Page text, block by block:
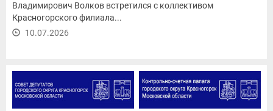
Владимирович Волков встретился с коллективом
Красногорского филиала...
10.07.2026